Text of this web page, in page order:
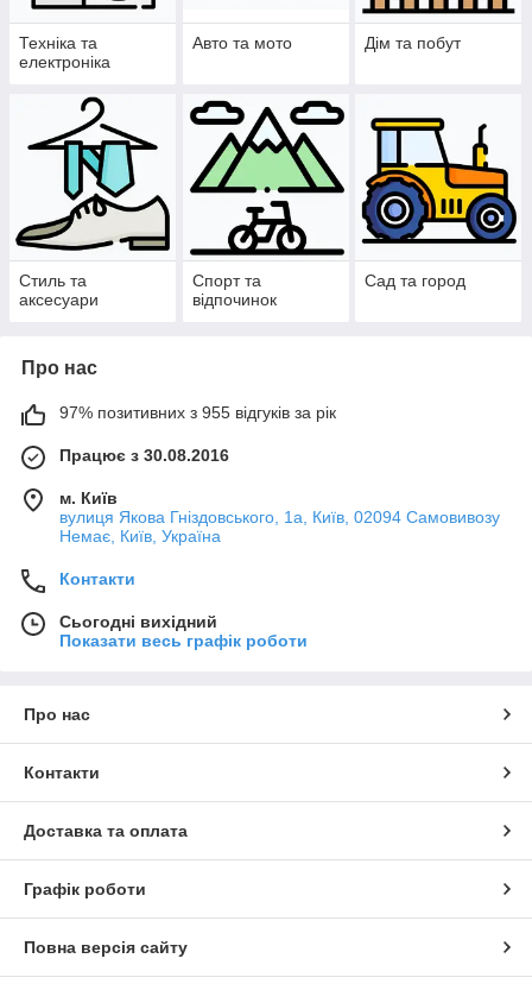
Техніка та
електроніка
Авто та мото Дім та побут
Стиль та
аксесуари
Спорт та
відпочинок
Сад та город
Про нас
97% позитивних з 955 відгуків за рік
Працює з 30.08.2016
м. Київ
вулиця Якова Гніздовського, 1а, Київ, 02094 Самовивозу
Немає, Київ, Україна
Контакти
Сьогодні вихідний
Показати весь графік роботи
Про нас
Контакти
Доставка та оплата
Графік роботи
Повна версія сайту